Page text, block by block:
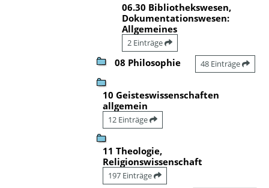
06.30 Bibliothekswesen,
Dokumentationswesen:
Allgemeines
2 Einträge
08 Philosophie 48 Einträge
10 Geisteswissenschaften
allgemein
12 Einträge
11 Theologie,
Religionswissenschaft
197 Einträge